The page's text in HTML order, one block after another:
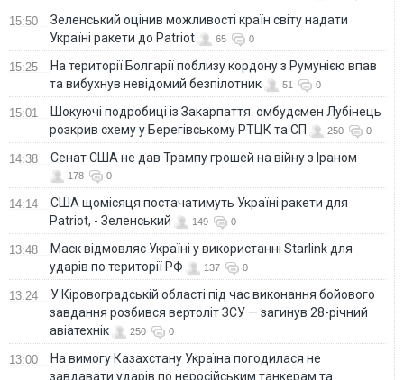
15:50
Зеленський оцінив можливості країн світу надати
Україні ракети до Patriot
65 0
15:25
На території Болгарії поблизу кордону з Румунією впав
та вибухнув невідомий безпілотник
51 0
15:01
Шокуючі подробиці із Закарпаття: омбудсмен Лубінець
розкрив схему у Берегівському РТЦК та СП
250 0
14:38 Сенат США не дав Трампу грошей на війну з Іраном
178 0
14:14
США щомісяця постачатимуть Україні ракети для
Patriot, - Зеленський
149 0
13:48
Маск відмовляє Україні у використанні Starlink для
ударів по території РФ
137 0
13:24
У Кіровоградській області під час виконання бойового
завдання розбився вертоліт ЗСУ — загинув 28-річний
авіатехнік
250 0
13:00
На вимогу Казахстану Україна погодилася не
завдавати ударів по неросійським танкерам та